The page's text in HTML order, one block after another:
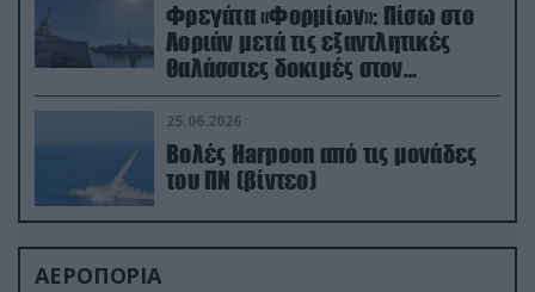
Φρεγάτα «Φορμίων»: Πίσω στο
Λοριάν μετά τις εξαντλητικές
θαλάσσιες δοκιμές στον
απαιτητικό Βισκαϊκό
25.06.2026
Βολές Harpoon από τις μονάδες
του ΠΝ (βίντεο)
ΑΕΡΟΠΟΡΙΑ